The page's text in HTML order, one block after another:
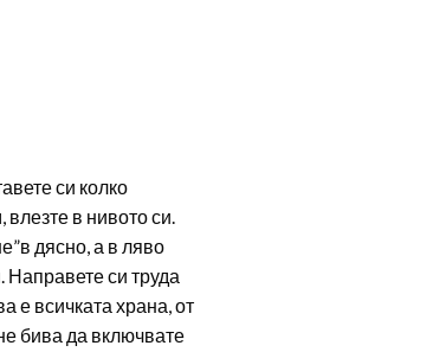
си колко
в нивото си.
дясно, а в ляво
Направете си труда
е всичката храна, от
бива да включвате